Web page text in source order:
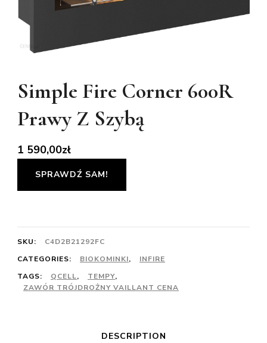
Simple Fire Corner 600R
Prawy Z Szybą
1 590,00zł
SPRAWDŹ SAM!
SKU:
C4D2B21292FC
CATEGORIES:
BIOKOMINKI,
INFIRE
TAGS:
QCELL, TEMPY,
ZAWÓR TRÓJDROŻNY VAILLANT CENA
DESCRIPTION